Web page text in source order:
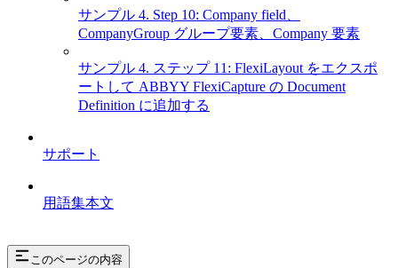
サンプル 4. Step 10: Company field、
CompanyGroup グループ要素、Company 要素
サンプル 4. ステップ 11: FlexiLayout をエクスポ
ートして ABBYY FlexiCapture の Document
Definition に追加する
サポート
用語集本文
このページの内容